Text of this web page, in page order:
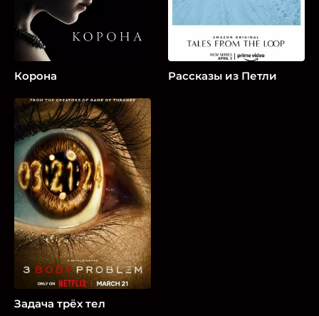
Корона Рассказы из Петли
Задача трёх тел